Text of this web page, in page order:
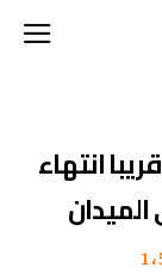
انتهاء